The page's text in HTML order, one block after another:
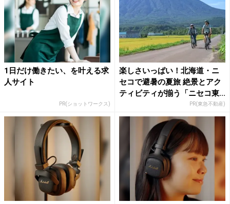
1日だけ働きたい、を叶える求
人サイト
PR(ショットワークス)
楽しさいっぱい！北海道・ニ
セコで避暑の夏旅 絶景とアク
ティビティが揃う「ニセコ東...
PR(東急不動産)